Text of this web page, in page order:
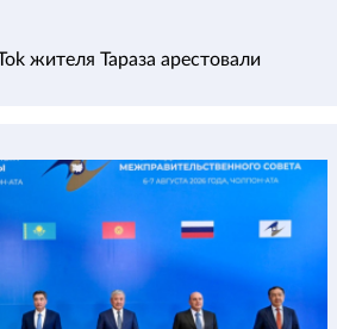
жителя Тараза арестовали